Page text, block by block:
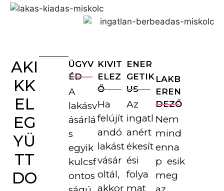
AKI
KK
EL
EG
YÜ
TT
DO
ÜGYV
ÉD
A
lakásv
ásárlá
s
egyik
kulcsf
ontos
KIVIT
ELEZ
Ő
Ha
felújít
andó
lakást
vásár
oltál,
akkor
ENER
GETIK
US
Az
ingatl
anért
ékesít
ési
folya
mat
LAKB
EREN
DEZŐ
Nem
mind
enna
p esik
meg